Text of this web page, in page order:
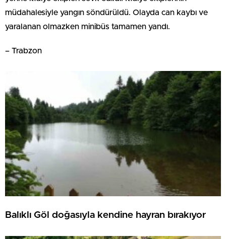
müdahalesiyle yangın söndürüldü. Olayda can kaybı ve
yaralanan olmazken minibüs tamamen yandı.
– Trabzon
Balıklı Göl doğasıyla kendine hayran bırakıyor